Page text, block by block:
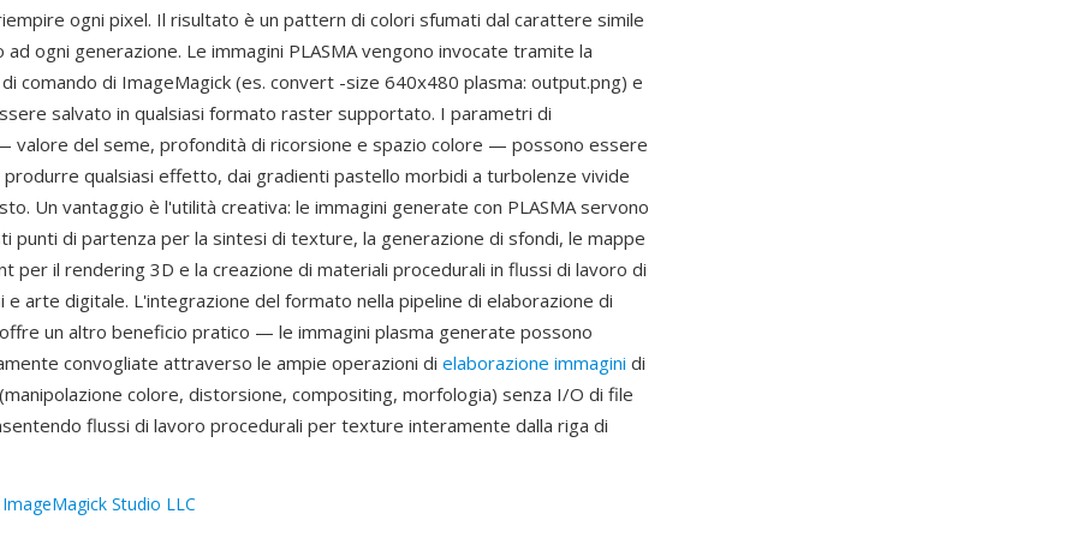
ogni pixel. Il risultato è un pattern di colori sfumati dal carattere simile
ad ogni generazione. Le immagini PLASMA vengono invocate tramite la
comando di ImageMagick (es. convert -size 640x480 plasma: output.png) e
salvato in qualsiasi formato raster supportato. I parametri di
valore del seme, profondità di ricorsione e spazio colore — possono essere
qualsiasi effetto, dai gradienti pastello morbidi a turbolenze vivide
Un vantaggio è l'utilità creativa: le immagini generate con PLASMA servono
punti di partenza per la sintesi di texture, la generazione di sfondi, le mappe
per il rendering 3D e la creazione di materiali procedurali in flussi di lavoro di
e arte digitale. L'integrazione del formato nella pipeline di elaborazione di
un altro beneficio pratico — le immagini plasma generate possono
convogliate attraverso le ampie operazioni di elaborazione immagini di
colore, distorsione, compositing, morfologia) senza I/O di file
flussi di lavoro procedurali per texture interamente dalla riga di
ImageMagick Studio LLC